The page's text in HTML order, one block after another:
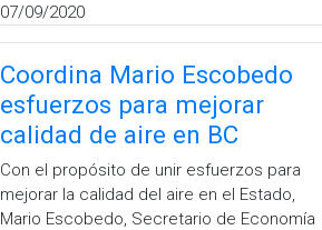
07/09/2020
Coordina Mario Escobedo
esfuerzos para mejorar
calidad de aire en BC
Con el propósito de unir esfuerzos para
mejorar la calidad del aire en el Estado,
Mario Escobedo, Secretario de Economía